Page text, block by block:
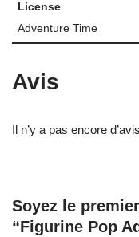
License
Adventure Time
Avis
Il n’y a pas encore
Soyez le
“Figurine Pop